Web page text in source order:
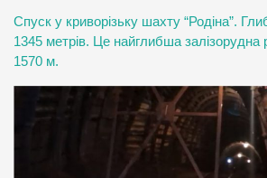
Спуск у криворізьку шахту “Родіна”.
1345 метрів. Це найглибша залізорудна
1570 м.